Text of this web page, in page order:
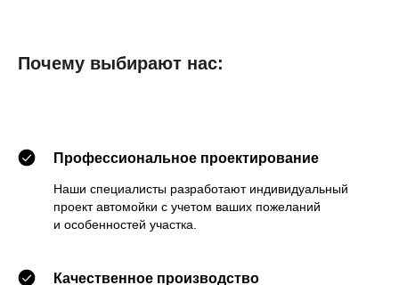
Почему выбирают нас:
Профессиональное проектирование
Наши специалисты разработают индивидуальный
проект автомойки с учетом ваших пожеланий
и особенностей участка.
Качественное производство